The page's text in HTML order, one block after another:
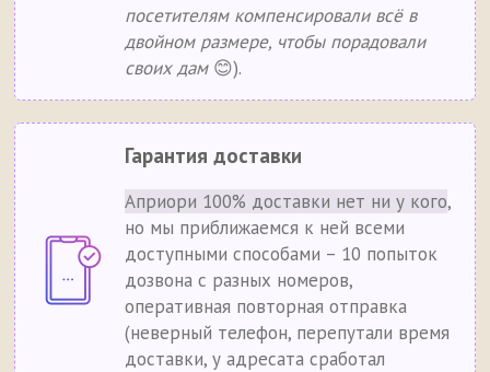
посетителям компенсировали всё в
двойном размере, чтобы порадовали
своих дам😊).
Гарантия доставки
Априори 100% доставки нет ни у кого,
но мы приближаемся к ней всеми
доступными способами – 10 попыток
дозвона с разных номеров,
оперативная повторная отправка
(неверный телефон, перепутали время
доставки, у адресата сработал